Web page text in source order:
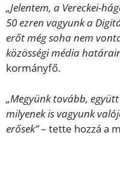
„Jelentem, a Vereckei-
50 ezren vagyunk a
erőt még soha nem
közösségi média
kormányfő.
„Megyünk tovább,
milyenek is vagyunk
erősek”– tette hozzá a